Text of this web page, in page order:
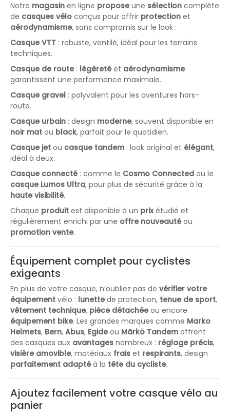
Notre magasin en ligne proposeune sélection complète
de casques vélo conçus pour offrir protection et
aérodynamisme, sans compromis sur le look :
Casque VTT : robuste, ventilé, idéal pour les terrains
techniques.
Casque de route: légèretéet aérodynamisme
garantissent une performance maximale.
Casque gravel : polyvalent pour les aventures hors-
route.
Casque urbain : design moderne, souvent disponible en
noir mat ou black, parfait pour le quotidien.
Casque jet ou casque tandem : look original et élégant,
idéal à deux.
Casque connecté: comme le Cosmo Connected ou le
casque Lumos Ultra, pour plus de sécurité grâce à la
haute visibilité.
Chaque produit est disponible à un prixétudié et
régulièrement enrichi par une offre nouveautéou
promotion vente.
Équipement complet pour cyclistes
exigeants
En plus de votre casque, n’oubliez pas de vérifier votre
équipement vélo : lunettede protection, tenue de sport,
vêtement technique, pièce détachéeou encore
équipement bike. Les grandes marques comme Marko
Helmets, Bern, Abus, Egideou Mârkö Tandem offrent
des casques aux avantages nombreux : réglage précis,
visière amovible, matériaux frais et respirants, design
parfaitement adaptéà la tête du cycliste.
Ajoutez facilement votre casque vélo au
panier